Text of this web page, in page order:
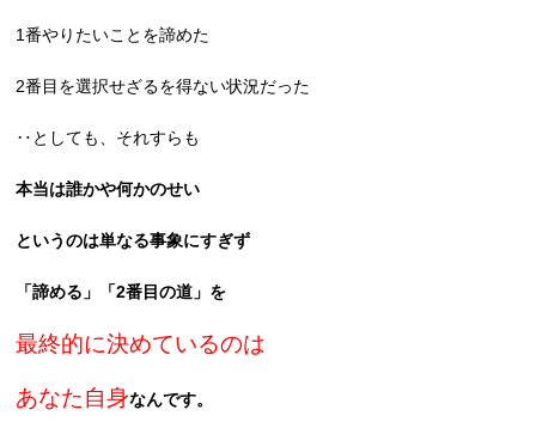
1番やりたいことを諦めた
2番目を選択せざるを得ない状況だった
‥としても、それすらも
本当は誰かや何かのせい
というのは単なる事象にすぎず
「諦める」「2番目の道」を
最終的に決めているのは
あなた自身なんです。